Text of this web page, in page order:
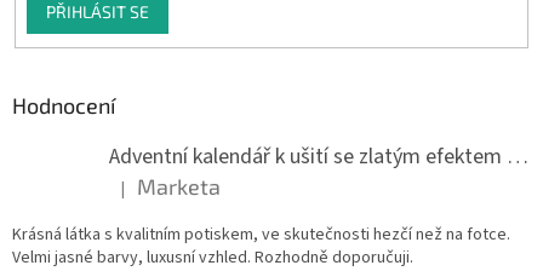
PŘIHLÁSIT SE
Hodnocení
Adventní kalendář k ušití se zlatým efektem 042Q
Hodnocení produktu je 5 z 5 hvězdiček.
| Marketa
Krásná látka s kvalitním potiskem, ve skutečnosti hezčí než na fotce.
Velmi jasné barvy, luxusní vzhled. Rozhodně doporučuji.